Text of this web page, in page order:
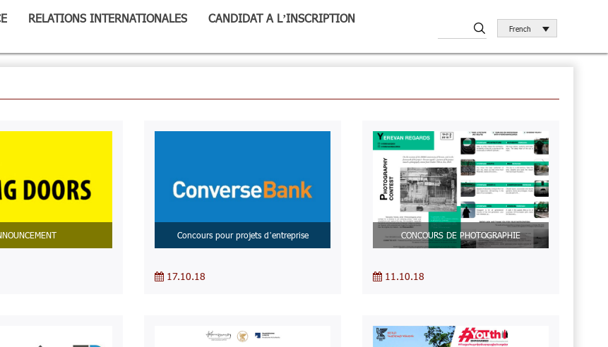
RELATIONS INTERNATIONALES
CANDIDAT A L’INSCRIPTION
French
Concours pour projets d’entreprise
17.10.18
CONCOURS DE PHOTOGRAPHIE
11.10.18